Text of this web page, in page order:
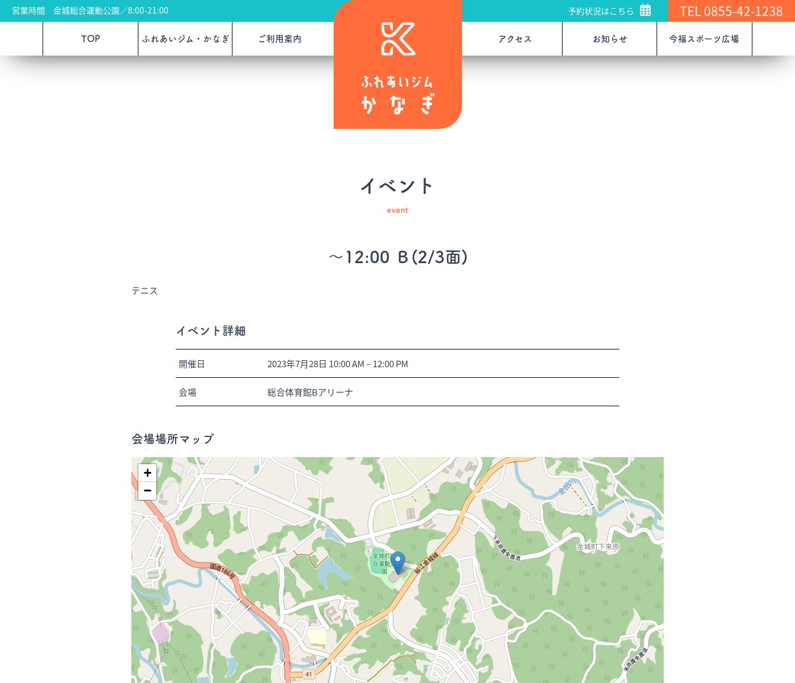
営業時間 金城総合運動公園／8:00-21:00 予約状況はこちら TEL 0855-42-1238
TOP ふれあいジム・かなぎ ご利用案内 アクセス お知らせ 今福スポーツ広場
イベント
event
～12:00 Ｂ(2/3面)
テニス
イベント詳細
開催日 2023年7月28日 10:00 AM–12:00 PM
会場 総合体育館Bアリーナ
会場場所マップ
+
−